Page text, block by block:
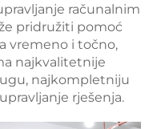
računalnim
pridružiti pomoć
vremeno i točno,
najkvalitetnije
najkompletniju
rješenja.